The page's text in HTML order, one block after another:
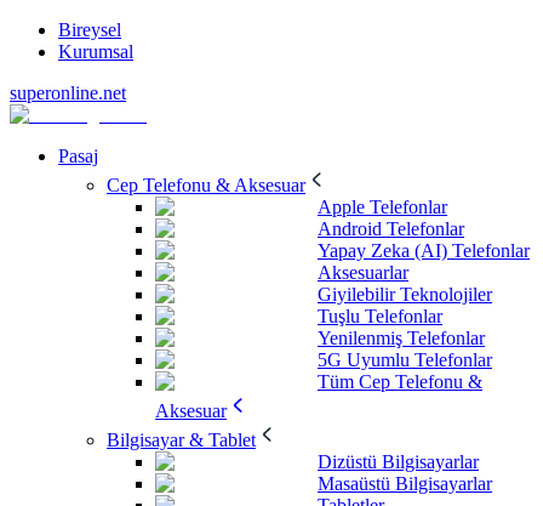
Bireysel
Kurumsal
superonline.net
Pasaj
Cep Telefonu & Aksesuar
Apple Telefonlar
Android Telefonlar
Yapay Zeka (AI) Telefonlar
Aksesuarlar
Giyilebilir Teknolojiler
Tuşlu Telefonlar
Yenilenmiş Telefonlar
5G Uyumlu Telefonlar
Tüm Cep Telefonu &
Aksesuar
Bilgisayar & Tablet
Dizüstü Bilgisayarlar
Masaüstü Bilgisayarlar